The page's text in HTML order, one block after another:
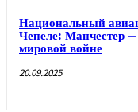
Национальный
Чепеле: Манчестер –
мировой войне
20.09.2025